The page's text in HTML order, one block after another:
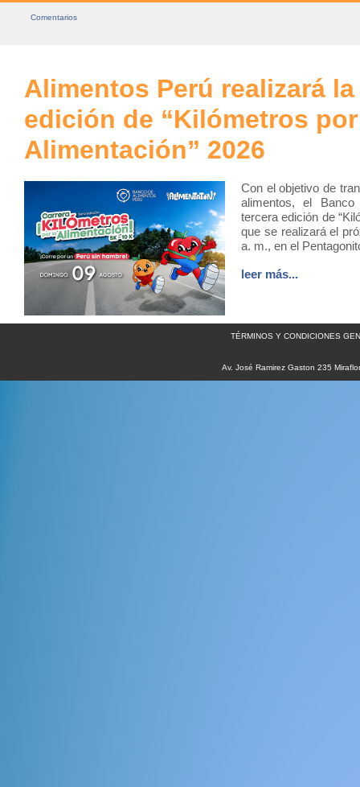
Comentarios
Alimentos Perú realizará
edición de “Kilómetros
Alimentación” 2026
Con el objetivo de
alimentos, el
tercera edición de
que se realizará el
a. m., en el
leer más...
TÉRMINOS Y CONDICIONES
Av. José Ramirez Gaston 235